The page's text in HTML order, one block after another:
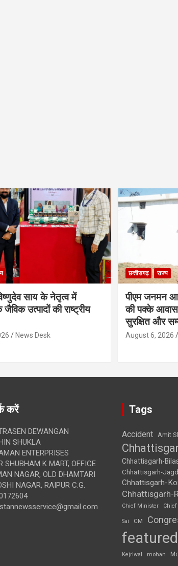
साय के नेतृत्व में
उत्पादों की राष्ट्रीय
News Desk
छत्तीसगढ़ राज्य
पीएम जनमन
की पक्के आवास
सुरक्षित और
August 6, 2026
करें
DEWANGAN
SHUKLA
ENTERPRISES
SHUBHAM K MART, OFFICE
NAGAR, OLD DHAMTARI
NAGAR, RAIPUR C.G.
Tags
Accident Amit
Chhattisgarh-
Chhattisgarh-
Chhattisgarh-
Chhattisgarh-
Chief Minister
Sai CM
featured
Kejriwal mohan